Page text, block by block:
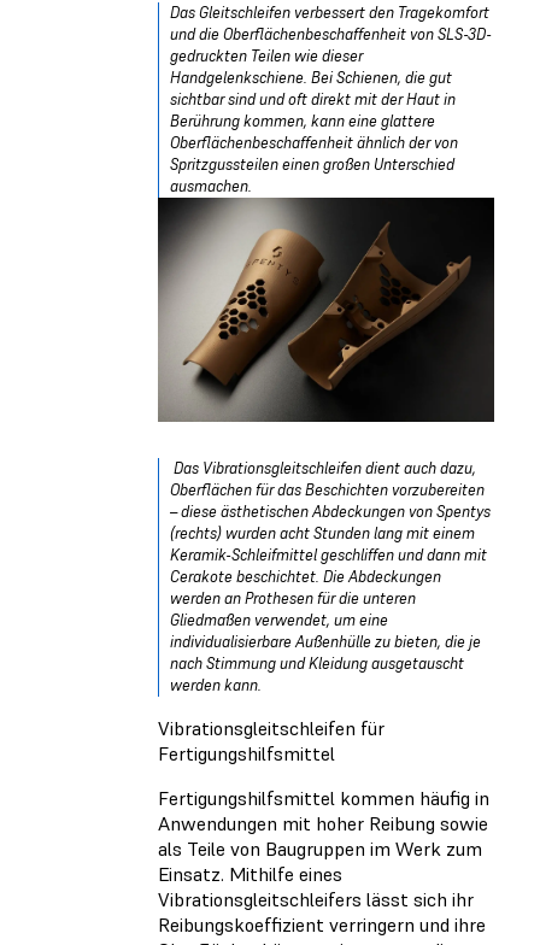
Das Gleitschleifen verbessert den Tragekomfort
und die Oberflächenbeschaffenheit von SLS-3D-
gedruckten Teilen wie dieser
Handgelenkschiene. Bei Schienen, die gut
sichtbar sind und oft direkt mit der Haut in
Berührung kommen, kann eine glattere
Oberflächenbeschaffenheit ähnlich der von
Spritzgussteilen einen großen Unterschied
ausmachen.
Das Vibrationsgleitschleifen dient auch dazu,
Oberflächen für das Beschichten vorzubereiten
– diese ästhetischen Abdeckungen von Spentys
(rechts) wurden acht Stunden lang mit einem
Keramik-Schleifmittel geschliffen und dann mit
Cerakote beschichtet. Die Abdeckungen
werden an Prothesen für die unteren
Gliedmaßen verwendet, um eine
individualisierbare Außenhülle zu bieten, die je
nach Stimmung und Kleidung ausgetauscht
werden kann.
Vibrationsgleitschleifen für
Fertigungshilfsmittel
Fertigungshilfsmittel kommen häufig in
Anwendungen mit hoher Reibung sowie
als Teile von Baugruppen im Werk zum
Einsatz. Mithilfe eines
Vibrationsgleitschleifers lässt sich ihr
Reibungskoeffizient verringern und ihre